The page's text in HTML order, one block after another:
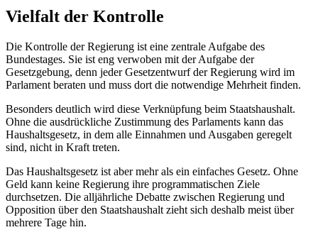
Vielfalt der Kontrolle
Die Kontrolle der Regierung ist eine zentrale Aufgabe des
Bundestages. Sie ist eng verwoben mit der Aufgabe der
Gesetzgebung, denn jeder Gesetzentwurf der Regierung wird im
Parlament beraten und muss dort die notwendige Mehrheit finden.
Besonders deutlich wird diese Verknüpfung beim Staatshaushalt.
Ohne die ausdrückliche Zustimmung des Parlaments kann das
Haushaltsgesetz, in dem alle Einnahmen und Ausgaben geregelt
sind, nicht in Kraft treten.
Das Haushaltsgesetz ist aber mehr als ein einfaches Gesetz. Ohne
Geld kann keine Regierung ihre programmatischen Ziele
durchsetzen. Die alljährliche Debatte zwischen Regierung und
Opposition über den Staatshaushalt zieht sich deshalb meist über
mehrere Tage hin.